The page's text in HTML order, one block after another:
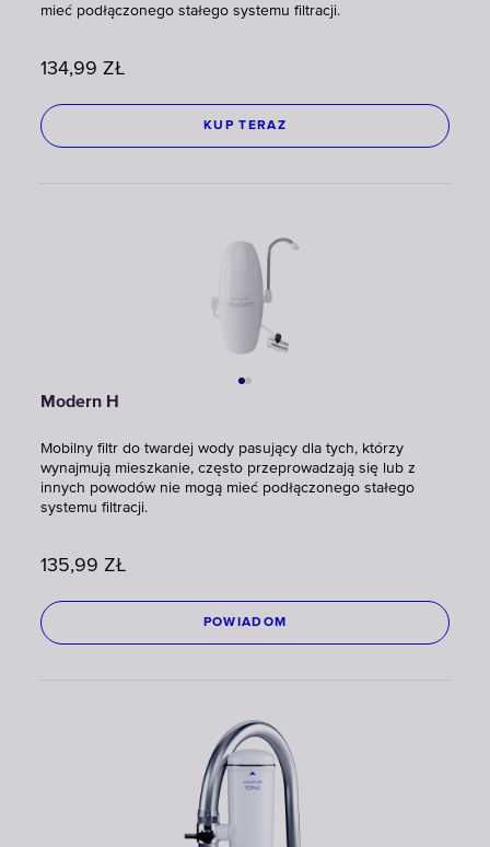
mieć podłączonego stałego systemu filtracji.
134,99 ZŁ
KUP TERAZ
Modern H
Mobilny filtr do twardej wody pasujący dla tych, którzy
wynajmują mieszkanie, często przeprowadzają się lub z
innych powodów nie mogą mieć podłączonego stałego
systemu filtracji.
135,99 ZŁ
POWIADOM